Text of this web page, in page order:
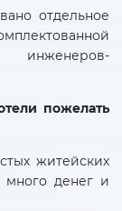
отдельное
инженеров-
пожелать
житейских
много денег и